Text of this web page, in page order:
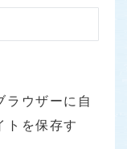
ラウザーに自
トを保存す